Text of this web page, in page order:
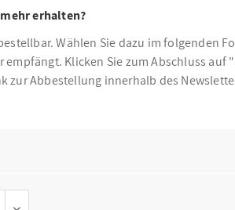
erhalten?
Wählen Sie dazu im folgenden
empfängt. Klicken Sie zum Abschluss
zur Abbestellung innerhalb des